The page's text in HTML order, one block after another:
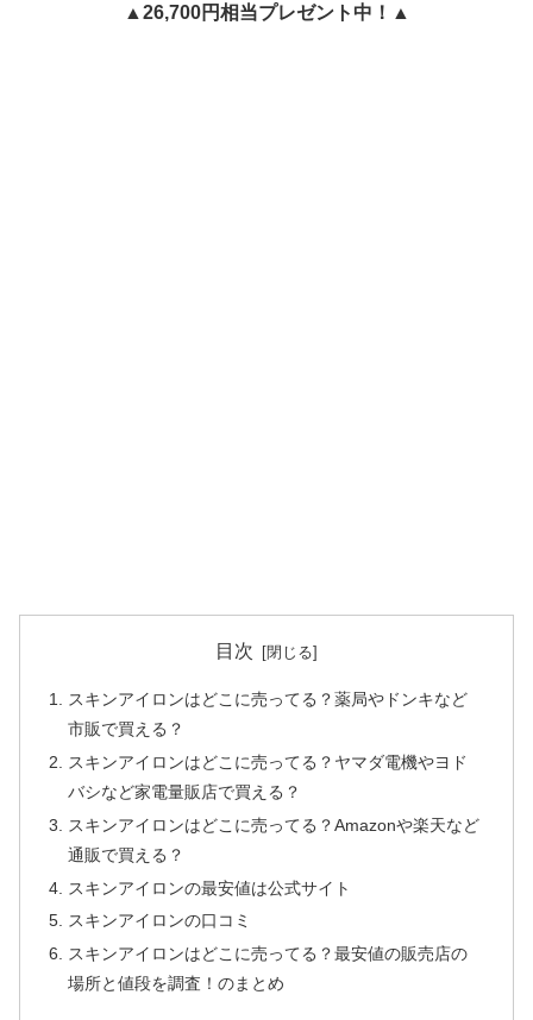
▲26,700円相当プレゼント中！▲
目次
スキンアイロンはどこに売ってる？薬局やドンキなど
市販で買える？
スキンアイロンはどこに売ってる？ヤマダ電機やヨド
バシなど家電量販店で買える？
スキンアイロンはどこに売ってる？Amazonや楽天など
通販で買える？
スキンアイロンの最安値は公式サイト
スキンアイロンの口コミ
スキンアイロンはどこに売ってる？最安値の販売店の
場所と値段を調査！のまとめ